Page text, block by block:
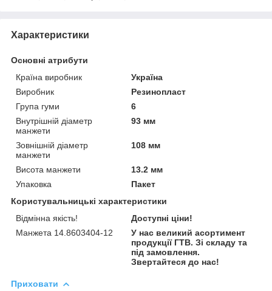
Характеристики
Основні атрибути
Країна виробник
Україна
Виробник
Резинопласт
Група гуми
6
Внутрішній діаметр
манжети
93 мм
Зовнішній діаметр
манжети
108 мм
Висота манжети
13.2 мм
Упаковка
Пакет
Користувальницькі характеристики
Відмінна якість!
Доступні ціни!
Манжета 14.8603404-12
У нас великий асортимент
продукції ГТВ. Зі складу та
під замовлення.
Звертайтеся до нас!
Приховати